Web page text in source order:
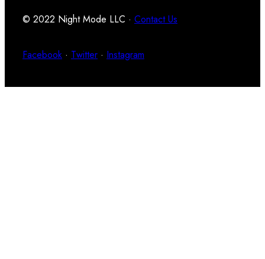
© 2022 Night Mode LLC · Contact Us
Facebook · Twitter · Instagram